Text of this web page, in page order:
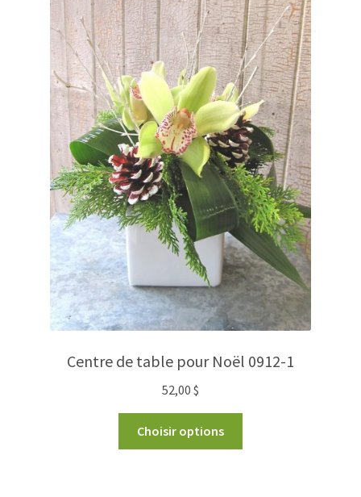
Centre de table pour Noël 0912-1
52,00 $
Choisir options